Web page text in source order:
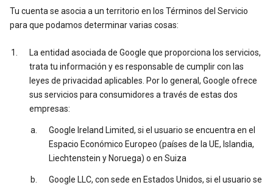
Tu cuenta se asocia a un territorio en los Términos del Servicio
para que podamos determinar varias cosas:
La entidad asociada de Google que proporciona los servicios,
trata tu información y es responsable de cumplir con las
leyes de privacidad aplicables. Por lo general, Google ofrece
sus servicios para consumidores a través de estas dos
empresas:
Google Ireland Limited, si el usuario se encuentra en el
Espacio Económico Europeo (países de la UE, Islandia,
Liechtenstein y Noruega) o en Suiza
Google LLC, con sede en Estados Unidos, si el usuario se